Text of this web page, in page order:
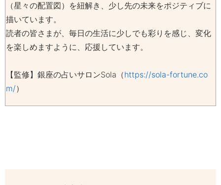
（星々の配置図）を紐解き、少し先の未来をポジティブに
描いています。
読者の皆さまが、毎日の生活に少しでも彩りを感じ、変化
を楽しめますように、応援しています。
【監修】銀座の占いサロンSola（https://sola-fortune.co
m/）